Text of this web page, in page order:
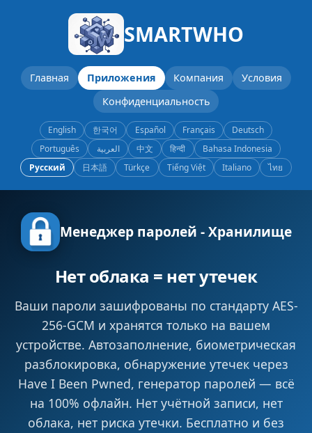
SMARTWHO
Главная Приложения Компания
Условия
Конфиденциальность
English 한국어 Español Français
Deutsch
Português
العربية 中文 हिन्दी
Bahasa Indonesia
Русский
日本語 Türkçe Tiếng Việt Italiano ไทย
Менеджер паролей - Хранилище
Нет облака = нет утечек
Ваши пароли зашифрованы по стандарту AES-
256-GCM и хранятся только на вашем
устройстве. Автозаполнение, биометрическая
разблокировка, обнаружение утечек через
Have I Been Pwned, генератор паролей — всё
на 100% офлайн. Нет учётной записи, нет
облака, нет риска утечки. Бесплатно и без